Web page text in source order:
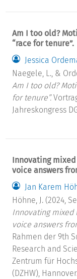
Am I too old?
“race for tenure”.
Jessica
Naegele, L., &
Am I too old?
for tenure”.
Jahreskongress
Innovating
voice answers
Jan Karem
Höhne, J. (2024,
Innovating mixed
voice answers
Rahmen der 9th
Research and
Zentrum für
(DZHW),